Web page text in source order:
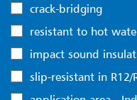
crack-bridging
resistant to hot
impact sound
slip-resistant in R12/